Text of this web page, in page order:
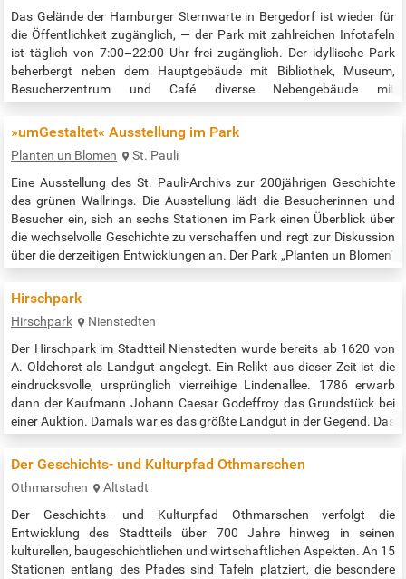
Das Gelände der Hamburger Sternwarte in Bergedorf ist wieder für
die Öffentlichkeit zugänglich, — der Park mit zahlreichen Infotafeln
ist täglich von 7:00–22:00 Uhr frei zugänglich. Der idyllische Park
beherbergt neben dem Hauptgebäude mit Bibliothek, Museum,
Besucherzentrum und Café diverse Nebengebäude mit
Informationstafeln. Weitere Infos des Denkmalvereins:…
»umGestaltet« Ausstellung im Park
Planten un Blomen
St. Pauli
Eine Ausstellung des St. Pauli-Archivs zur 200jährigen Geschichte
des grünen Wallrings. Die Ausstellung lädt die Besucherinnen und
Besucher ein, sich an sechs Stationen im Park einen Überblick über
die wechselvolle Geschichte zu verschaffen und regt zur Diskussion
über die derzeitigen Entwicklungen an. Der Park „Planten un Blomen“
in Hamburg einzigartig, er ist auch ein Spiegel der…
Hirschpark
Hirschpark
Nienstedten
Der Hirschpark im Stadtteil Nienstedten wurde bereits ab 1620 von
A. Oldehorst als Landgut angelegt. Ein Relikt aus dieser Zeit ist die
eindrucksvolle, ursprünglich vierreihige Lindenallee. 1786 erwarb
dann der Kaufmann Johann Caesar Godeffroy das Grundstück bei
einer Auktion. Damals war es das größte Landgut in der Gegend. Das
als Ballettschule dient, ließ Godeffroy seinerzeit vom später…
Der Geschichts- und Kulturpfad Othmarschen
Othmarschen
Altstadt
Der Geschichts- und Kulturpfad Othmarschen verfolgt die
Entwicklung des Stadtteils über 700 Jahre hinweg in seinen
kulturellen, baugeschichtlichen und wirtschaftlichen Aspekten. An 15
Stationen entlang des Pfades sind Tafeln platziert, die besondere